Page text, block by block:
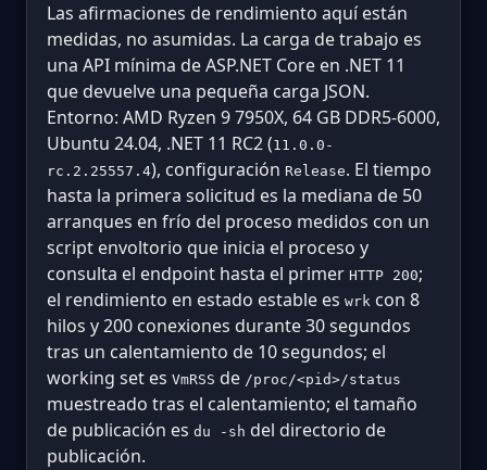
Las afirmaciones de rendimiento aquí están
medidas, no asumidas. La carga de trabajo es
una API mínima de ASP.NET Core en .NET 11
que devuelve una pequeña carga JSON.
Entorno: AMD Ryzen 9 7950X, 64 GB DDR5-6000,
Ubuntu 24.04, .NET 11 RC2 (11.0.0-
rc.2.25557.4), configuración Release. El tiempo
hasta la primera solicitud es la mediana de 50
arranques en frío del proceso medidos con un
script envoltorio que inicia el proceso y
consulta el endpoint hasta el primer HTTP 200;
el rendimiento en estado estable es wrk con 8
hilos y 200 conexiones durante 30 segundos
tras un calentamiento de 10 segundos; el
working set es VmRSS de /proc/<pid>/status
muestreado tras el calentamiento; el tamaño
de publicación es du -sh del directorio de
publicación.